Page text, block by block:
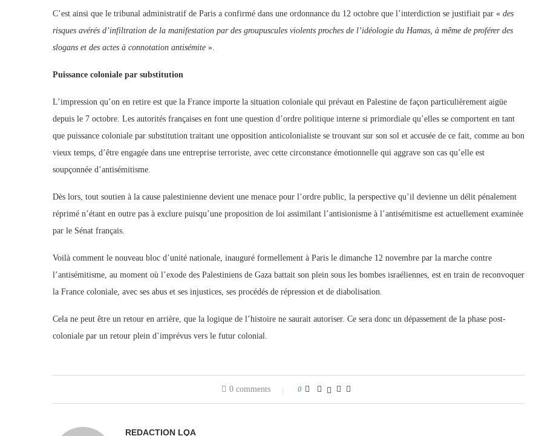
C’est ainsi que le tribunal administratif de Paris a confirmé dans une ordonnance du 12 octobre que l’interdiction se justifiait par « des
risques avérés d’infiltration de la manifestation par des groupuscules violents proches de l’idéologie du Hamas, à même de proférer des
slogans et des actes à connotation antisémite ».
Puissance coloniale par substitution
L’impression qu’on en retire est que la France importe la situation coloniale qui prévaut en Palestine de façon particulièrement aigüe
depuis le 7 octobre. Les autorités françaises en font une question d’ordre politique interne si primordiale qu’elles se comportent en tant
que puissance coloniale par substitution traitant une opposition anticolonialiste se trouvant sur son sol et accusée de ce fait, comme au bon
vieux temps, d’être engagée dans une entreprise terroriste, avec cette circonstance émotionnelle qui aggrave son cas qu’elle est
soupçonnée d’antisémitisme.
Dès lors, tout soutien à la cause palestinienne devient une menace pour l’ordre public, la perspective qu’il devienne un délit pénalement
réprimé n’étant en outre pas à exclure puisqu’une proposition de loi assimilant l’antisionisme à l’antisémitisme est actuellement examinée
par le Sénat français.
Voilà comment le nouveau bloc d’unité nationale, inauguré formellement à Paris le dimanche 12 novembre par la marche contre
l’antisémitisme, au moment où l’exode des Palestiniens de Gaza battait son plein sous les bombes israéliennes, est en train de reconvoquer
la France coloniale, avec ses abus et ses injustices, ses procédés de répression et de diabolisation.
Cela ne peut être un retour en arrière, que la logique de l’histoire ne saurait autoriser. Ce sera donc un dépassement de la phase post-
coloniale par un retour plein d’imprévus vers le futur colonial.
0 comments 0
REDACTION LQA